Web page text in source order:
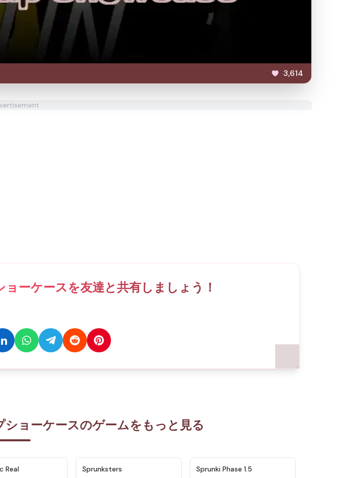
3,614
ーケースを友達と共有しましょう！
ョーケースのゲームをもっと見る
Real Sprunksters Sprunki Phase 1.5